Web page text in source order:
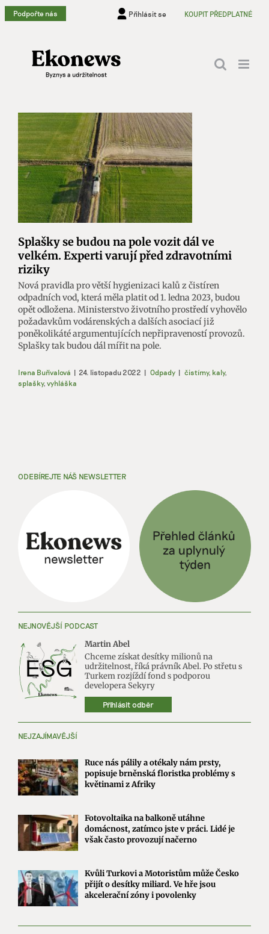
Přeskočit
na
Podpořte nás Přihlásit se KOUPIT PŘEDPLATNÉ
Splašky se budou na pole vozit dál ve
velkém. Experti varují před zdravotními
riziky
Nová pravidla pro větší hygienizaci kalů z čistíren
odpadních vod, která měla platit od 1. ledna 2023, budou
opět odložena. Ministerstvo životního prostředí vyhovělo
požadavkům vodárenských a dalších asociací již
poněkolikáté argumentujících nepřipraveností provozů.
Splašky tak budou dál mířit na pole.
Irena Buřívalová | 24. listopadu 2022 | Odpady | čistírny, kaly,
splašky, vyhláška
ODEBÍREJTE NÁŠ NEWSLETTER
NEJNOVĚJŠÍ PODCAST
Martin Abel
Chceme získat desítky milionů na
udržitelnost, říká právník Abel. Po střetu s
Turkem rozjíždí fond s podporou
developera Sekyry
Přihlásit odběr
NEJZAJÍMAVĚJŠÍ
Ruce nás pálily a otékaly nám prsty,
popisuje brněnská floristka problémy s
květinami z Afriky
Fotovoltaika na balkoně utáhne
domácnost, zatímco jste v práci. Lidé je
však často provozují načerno
Kvůli Turkovi a Motoristům může Česko
přijít o desítky miliard. Ve hře jsou
akcelerační zóny i povolenky